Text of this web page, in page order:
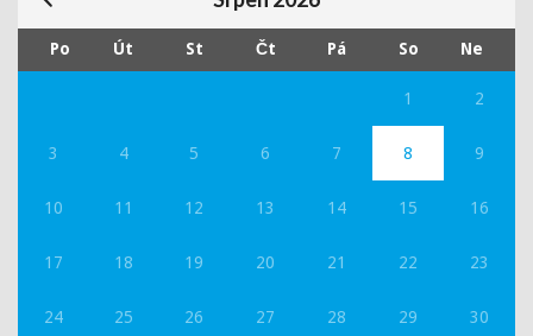
Po Út St Čt Pá So Ne
1 2
3 4 5 6 7 8 9
10 11 12 13 14 15 16
17 18 19 20 21 22 23
24 25 26 27 28 29 30